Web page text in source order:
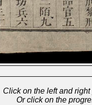
Click on the left and
Or click on the